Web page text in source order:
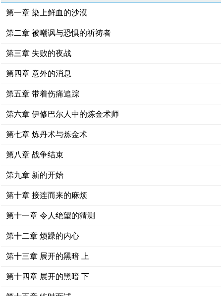
第一章 染上鲜血的沙漠
第二章 被嘲讽与恐惧的祈祷者
第三章 失败的夜战
第四章 意外的消息
第五章 带着伤痛追踪
第六章 伊修巴尔人中的炼金术师
第七章 炼丹术与炼金术
第八章 战争结束
第九章 新的开始
第十章 接连而来的麻烦
第十一章 令人绝望的猜测
第十二章 烦躁的内心
第十三章 展开的黑暗 上
第十四章 展开的黑暗 下